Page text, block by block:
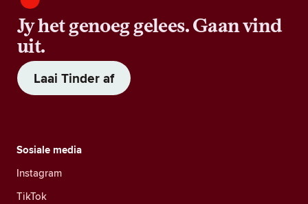
Jy het genoeg gelees. Gaan vind
uit.
Laai Tinder af
Sosiale media
Instagram
TikTok